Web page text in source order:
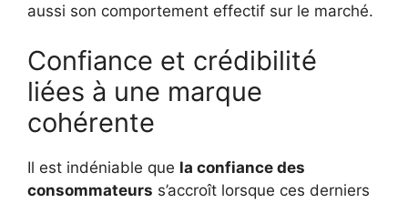
aussi son comportement effectif sur le marché.
Confiance et crédibilité
liées à une marque
cohérente
Il est indéniable que la confiance des
consommateurs s’accroît lorsque ces derniers